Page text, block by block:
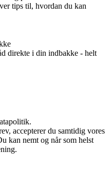
tips til, hvordan du kan
direkte i din indbakke - helt
accepterer du samtidig vores
kan nemt og når som helst